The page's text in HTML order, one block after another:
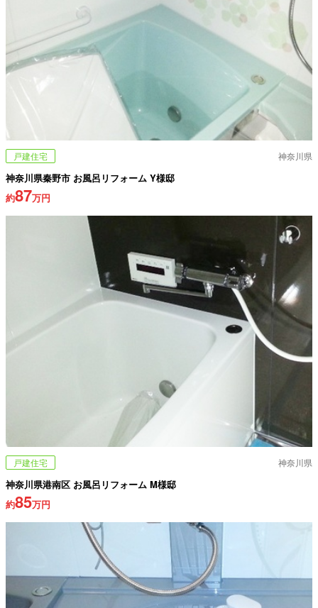
戸建住宅 神奈川県
神奈川県秦野市 お風呂リフォーム Y様邸
約87万円
戸建住宅 神奈川県
神奈川県港南区 お風呂リフォーム M様邸
約85万円